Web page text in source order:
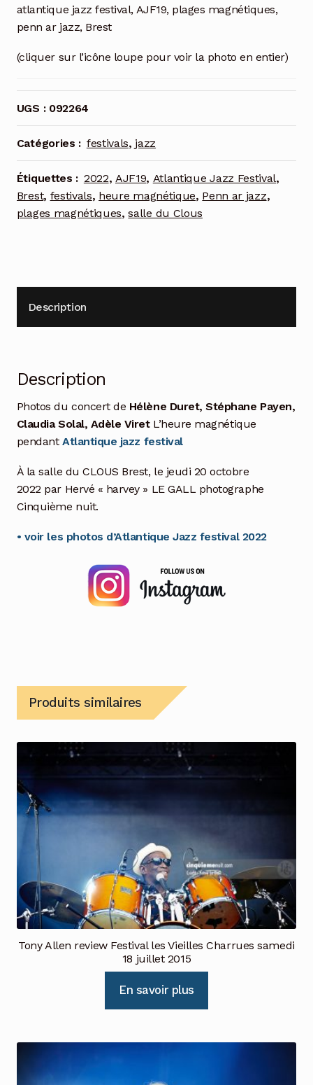
atlantique jazz festival, AJF19, plages magnétiques,
penn ar jazz, Brest
(cliquer sur l’icône loupe pour voir la photo en entier)
UGS : 092264
Catégories : festivals, jazz
Étiquettes : 2022, AJF19, Atlantique Jazz Festival,
Brest, festivals, heure magnétique, Penn ar jazz,
plages magnétiques,salle du Clous
Description
Description
Photos du concert de Hélène Duret, Stéphane Payen,
Claudia Solal, Adèle ViretL’heure magnétique
pendantAtlantique jazz festival
À la salle du CLOUS Brest, le jeudi 20 octobre
2022 par Hervé « harvey » LE GALL photographe
Cinquième nuit.
• voir les photos d’Atlantique Jazz festival 2022
Produits similaires
Tony Allen review Festival les Vieilles Charrues samedi
18 juillet 2015
En savoir plus